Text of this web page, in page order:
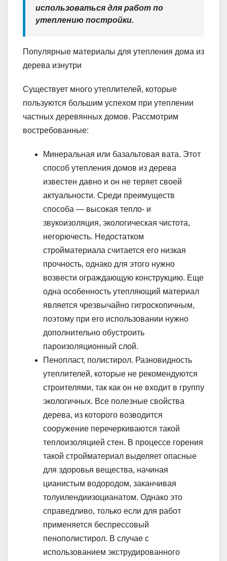
использоваться для работ по
утеплению постройки.
Популярные материалы для утепления дома из
дерева изнутри
Существует много утеплителей, которые
пользуются большим успехом при утеплении
частных деревянных домов. Рассмотрим
востребованные:
Минеральная или базальтовая вата. Этот
способ утепления домов из дерева
известен давно и он не теряет своей
актуальности. Среди преимуществ
способа — высокая тепло- и
звукоизоляция, экологическая чистота,
негорючесть. Недостатком
стройматериала считается его низкая
прочность, однако для этого нужно
возвести ограждающую конструкцию. Еще
одна особенность утепляющий материал
является чрезвычайно гигроскопичным,
поэтому при его использовании нужно
дополнительно обустроить
пароизоляционный слой.
Пенопласт, полистирол. Разновидность
утеплителей, которые не рекомендуются
строителями, так как он не входит в группу
экологичных. Все полезные свойства
дерева, из которого возводится
сооружение перечеркиваются такой
теплоизоляцией стен. В процессе горения
такой стройматериал выделяет опасные
для здоровья вещества, начиная
цианистым водородом, заканчивая
толуилендиизоцианатом. Однако это
справедливо, только если для работ
применяется беспрессовый
пенополистирол. В случае с
использованием экструдированного